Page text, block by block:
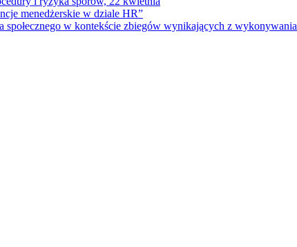
menedżerskie w dziale HR”
społecznego w kontekście zbiegów wynikających z